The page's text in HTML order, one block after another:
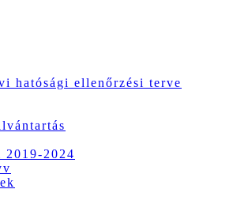
hatósági ellenőrzési terve
2019-2024